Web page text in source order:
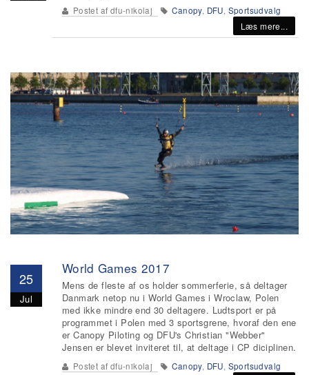
Postet af dfu-nikolaj Canopy, DFU, Sportsudvalg
Læs mere...
25
Jul
World Games 2017
Mens de fleste af os holder sommerferie, så deltager
Danmark netop nu i World Games i Wroclaw, Polen
med ikke mindre end 30 deltagere. Ludtsport er på
programmet i Polen med 3 sportsgrene, hvoraf den ene
er Canopy Piloting og DFU's Christian "Webber"
Jensen er blevet inviteret til, at deltage i CP diciplinen.
Postet af dfu-nikolaj Canopy, DFU, Sportsudvalg